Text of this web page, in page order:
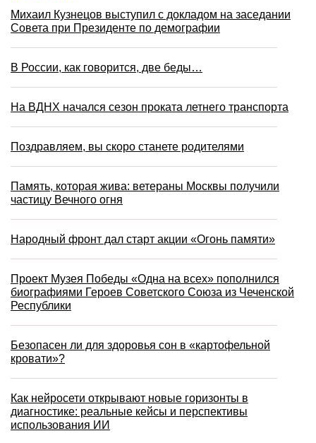
Михаил Кузнецов выступил с докладом на заседании
Совета при Президенте по демографии
В России, как говорится, две беды…
На ВДНХ начался сезон проката летнего транспорта
Поздравляем, вы скоро станете родителями
Память, которая жива: ветераны Москвы получили
частицу Вечного огня
Народный фронт дал старт акции «Огонь памяти»
Проект Музея Победы «Одна на всех» пополнился
биографиями Героев Советского Союза из Чеченской
Республики
Безопасен ли для здоровья сон в «картофельной
кровати»?
Как нейросети открывают новые горизонты в
диагностике: реальные кейсы и перспективы
использования ИИ